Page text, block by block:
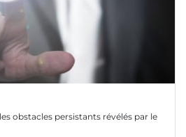
obstacles persistants révélés par le